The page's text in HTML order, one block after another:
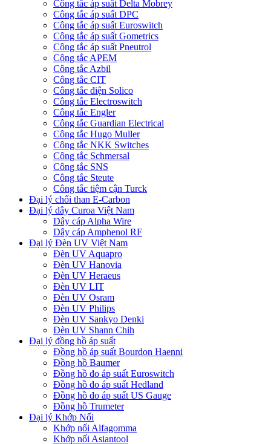
Công tắc áp suất Delta Mobrey
Công tắc áp suất DPC
Công tắc áp suất Euroswitch
Công tắc áp suất Gometrics
Công tắc áp suất Pneutrol
Công tắc APEM
Công tắc Azbil
Công tắc CIT
Công tắc điện Solico
Công tắc Electroswitch
Công tắc Engler
Công tắc Guardian Electrical
Công tắc Hugo Muller
Công tắc NKK Switches
Công tắc Schmersal
Công tắc SNS
Công tắc Steute
Công tắc tiệm cận Turck
Đại lý chổi than E-Carbon
Đại lý dây Curoa Việt Nam
Dây cáp Alpha Wire
Dây cáp Amphenol RF
Đại lý Đèn UV Việt Nam
Đèn UV Aquapro
Đèn UV Hanovia
Đèn UV Heraeus
Đèn UV LIT
Đèn UV Osram
Đèn UV Philips
Đèn UV Sankyo Denki
Đèn UV Shann Chih
Đại lý đồng hồ áp suất
Đồng hồ áp suất Bourdon Haenni
Đồng hồ Baumer
Đồng hồ đo áp suất Euroswitch
Đồng hồ đo áp suất Hedland
Đồng hồ đo áp suất US Gauge
Đồng hồ Trumeter
Đại lý Khớp Nối
Khớp nối Alfagomma
Khớp nối Asiantool